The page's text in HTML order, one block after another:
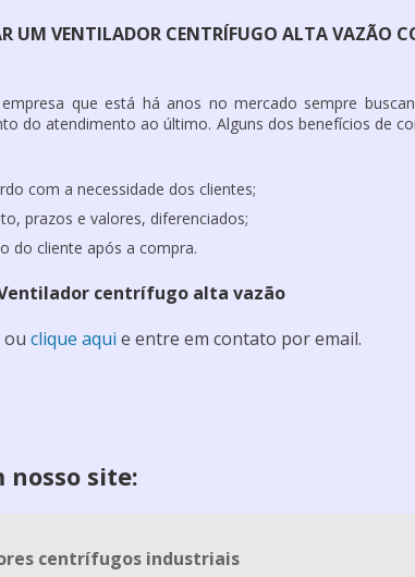
UM VENTILADOR CENTRÍFUGO ALTA VAZÃO
que está há anos no mercado sempre
do atendimento ao último. Alguns dos benefícios de
com a necessidade dos clientes;
prazos e valores, diferenciados;
do cliente após a compra.
centrífugo alta vazão
ou clique aqui e entre em contato por email.
nosso site:
centrífugos industriais